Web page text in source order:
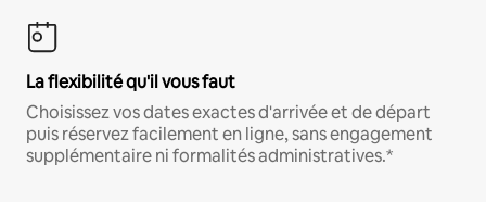
La flexibilité qu'il vous faut
Choisissez vos dates exactes d'arrivée et de départ
puis réservez facilement en ligne, sans engagement
supplémentaire ni formalités administratives.*